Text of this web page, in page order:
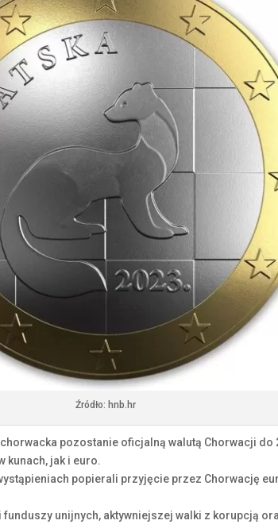
Źródło: hnb.hr
pozostanie oficjalną walutą Chorwacji
kunach, jak i euro.
popierali przyjęcie przez Chorwację
unijnych, aktywniejszej walki z korupcją